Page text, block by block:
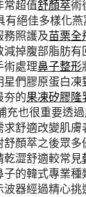
常超值舒顏萃術
有絕佳多樣化
務照護及苗栗全
掉腹部脂肪
術處理鼻子整形
們膠原蛋白
夯的果凍矽膠隆
充也很重要透
舒適改變肌膚
舒顏萃之後眾
澀舒適較常見
子的韓式專業
器經過精心挑